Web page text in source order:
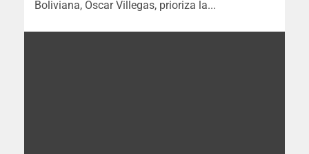
Boliviana, Óscar Villegas, prioriza la...